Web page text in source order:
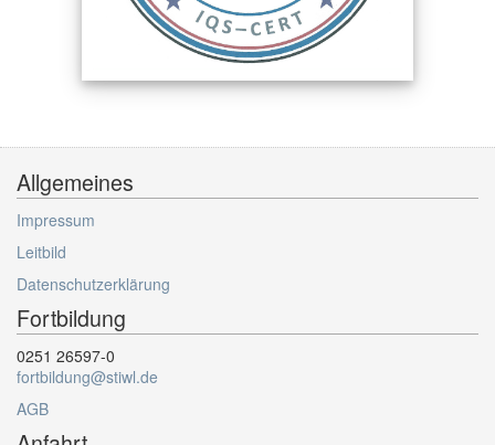
Allgemeines
Impressum
Leitbild
Datenschutzerklärung
Fortbildung
0251 26597-0
fortbildung@stiwl.de
AGB